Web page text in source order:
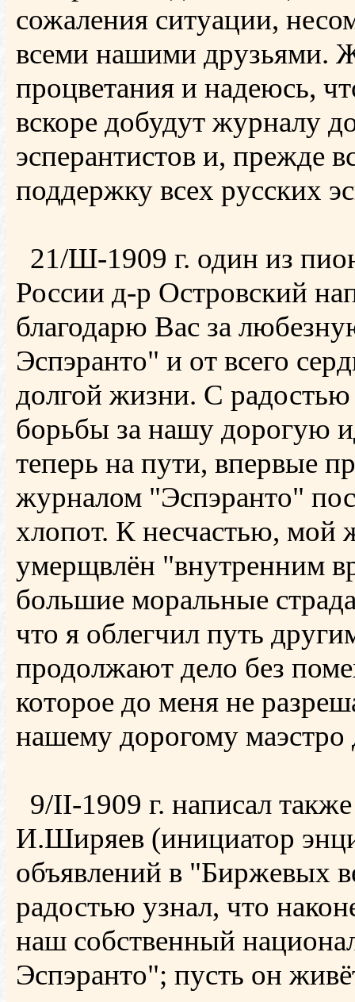
сожаления ситуации,
всеми нашими друзьями.
процветания и надеюсь,
вскоре добудут журналу
эсперантистов и, прежде
поддержку всех русских
21/Ш-1909 г. один из
России д-р Островский
благодарю Вас за
Эспэранто" и от всего
долгой жизни. С
борьбы за нашу дорогую
теперь на пути, впервые
журналом "Эспэранто"
хлопот. К несчастью, мой
умерщвлён "внутренним
большие моральные
что я облегчил путь
продолжают дело без
которое до меня не
нашему дорогому маэстро
9/II-1909 г. написал
И.Ширяев (инициатор
объявлений в "Биржевых
радостью узнал, что
наш собственный
Эспэранто"; пусть он